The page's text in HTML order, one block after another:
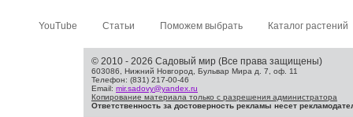
YouTube Статьи Поможем выбрать Каталог растений
© 2010 - 2026 Садовый мир (Все права защищены)
603086, Нижний Новгород, Бульвар Мира д. 7, оф. 11
Телефон: (831) 217-00-46
Email: mir.sadovy@yandex.ru
Копирование материала только с разрешения администратора
Ответственность за достоверность рекламы несет